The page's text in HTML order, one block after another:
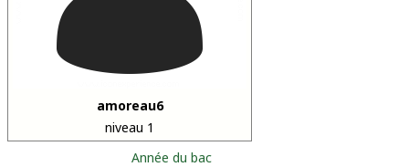
amoreau6
niveau 1
Année du bac